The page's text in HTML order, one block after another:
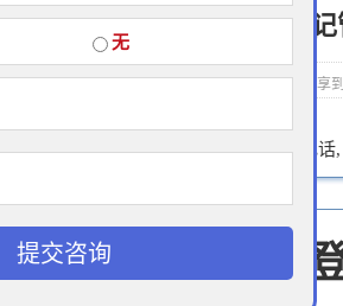
林市集体土地房屋权属登
次 分享
咨询热线:400-900-9881 请输入您的电话
体土地房屋权属
无
提交咨询